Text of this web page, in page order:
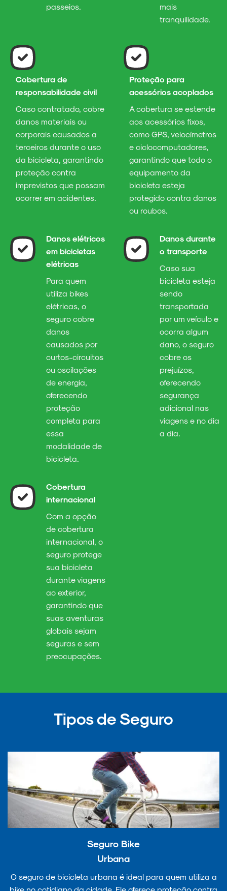
passeios.
mais
tranquilidade.
Cobertura de
responsabilidade civil
Caso contratado, cobre
danos materiais ou
corporais causados a
terceiros durante o uso
da bicicleta, garantindo
proteção contra
imprevistos que possam
ocorrer em acidentes.
Proteção para
acessórios acoplados
A cobertura se estende
aos acessórios fixos,
como GPS, velocímetros
e ciclocomputadores,
garantindo que todo o
equipamento da
bicicleta esteja
protegido contra danos
ou roubos.
Danos elétricos
em bicicletas
elétricas
Para quem
utiliza bikes
elétricas, o
seguro cobre
danos
causados por
curtos-circuitos
ou oscilações
de energia,
oferecendo
proteção
completa para
essa
modalidade de
bicicleta.
Danos durante
o transporte
Caso sua
bicicleta esteja
sendo
transportada
por um veículo e
ocorra algum
dano, o seguro
cobre os
prejuízos,
oferecendo
segurança
adicional nas
viagens e no dia
a dia.
Cobertura
internacional
Com a opção
de cobertura
internacional, o
seguro protege
sua bicicleta
durante viagens
ao exterior,
garantindo que
suas aventuras
globais sejam
seguras e sem
preocupações.
Tipos de Seguro
Seguro Bike
Urbana
O seguro de bicicleta urbana é ideal para quem utiliza a